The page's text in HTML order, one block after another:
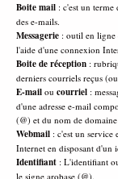
Boite mail : c'est un
des e-mails.
Messagerie : outil en ligne
l'aide d'une connexion
Boite de réception :
derniers courriels reçus
E-mail ou courriel :
d'une adresse e-mail
(@) et du nom de
Webmail : c'est un
Internet en disposant d'un
Identifiant : L'identifiant
le signe arobase (@).